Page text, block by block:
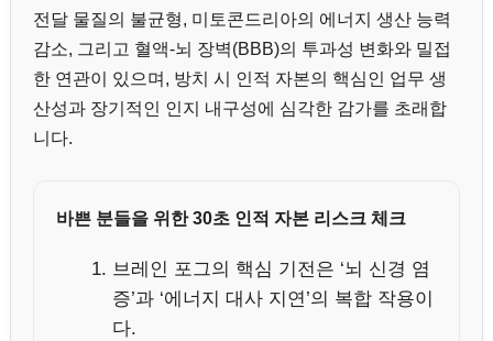
전달 물질의 불균형, 미토콘드리아의 에너지 생산 능력
감소, 그리고 혈액-뇌 장벽(BBB)의 투과성 변화와 밀접
한 연관이 있으며, 방치 시 인적 자본의 핵심인 업무 생
산성과 장기적인 인지 내구성에 심각한 감가를 초래합
니다.
바쁜 분들을 위한 30초 인적 자본 리스크 체크
브레인 포그의 핵심 기전은 ‘뇌 신경 염
증’과 ‘에너지 대사 지연’의 복합 작용이
다.